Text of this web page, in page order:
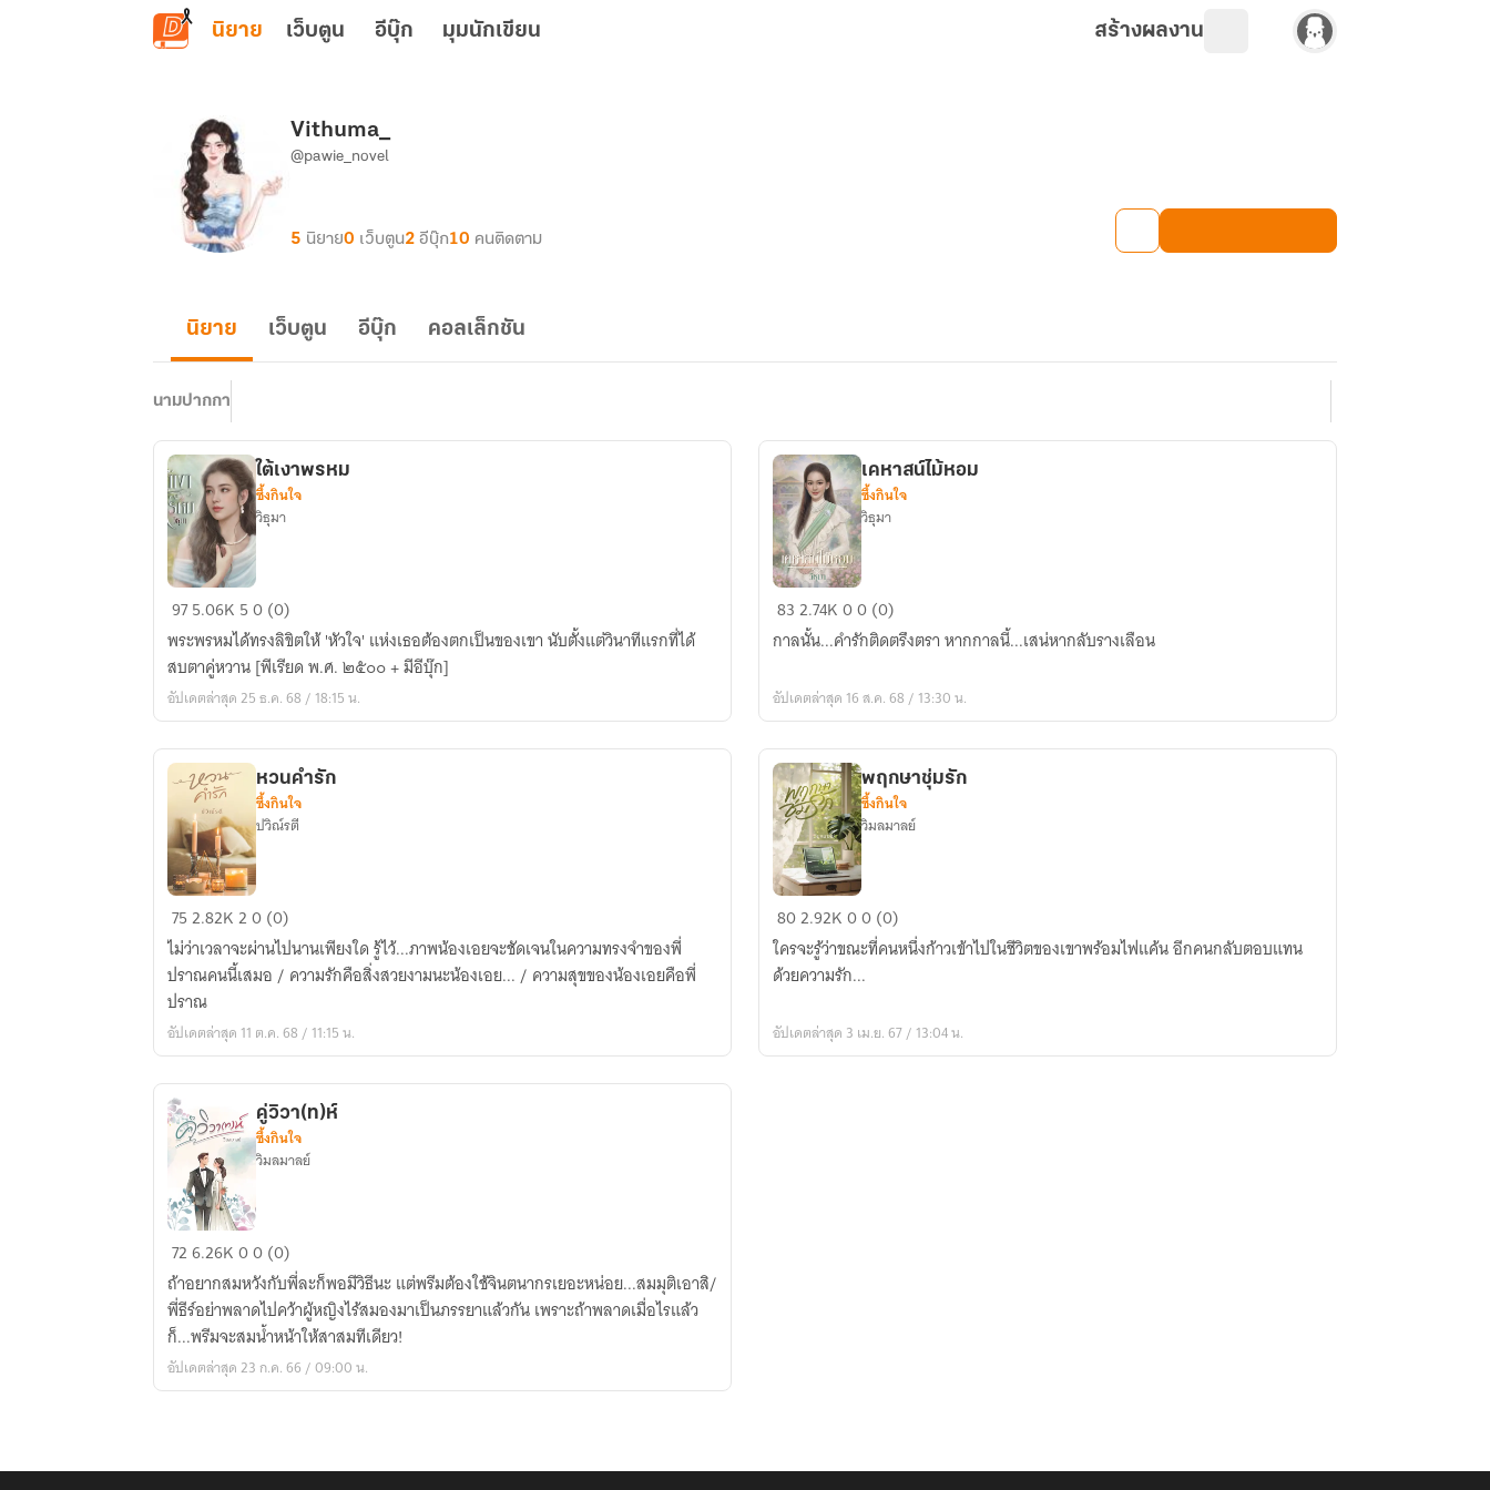
ข้ามไปยังเนื้อหาหลัก
นิยาย เว็บตูน อีบุ๊ก มุมนักเขียน สร้างผลงาน
Vithuma_
@pawie_novel
5 นิยาย0 เว็บตูน2 อีบุ๊ก10 คนติดตาม
นิยาย เว็บตูน อีบุ๊ก คอลเล็กชัน
นามปากกา
ใต้
พรหม
ใต้เงาพรหม
ซึ้งกินใจ
วิธุมา
975.06K 50 (0)
พระพรหมได้ทรงลิขิตให้ 'หัวใจ' แห่งเธอต้องตกเป็นของเขา นับตั้งแต่วินาทีแรกที่ได้
สบตาคู่หวาน [พีเรียด พ.ศ. ๒๕๐๐ + มีอีบุ๊ก]
อัปเดตล่าสุด 25 ธ.ค. 68 / 18:15 น.
เคหา
ไม้
เคหาสน์ไม้หอม
ซึ้งกินใจ
วิธุมา
832.74K00 (0)
กาลนั้น...คำรักติดตรึงตรา หากกาลนี้...เสน่หากลับรางเลือน
อัปเดตล่าสุด 16 ส.ค. 68 / 13:30 น.
หวน
คำ
รัก
หวนคำรัก
ซึ้งกินใจ
ปวิณ์รตี
752.82K20 (0)
ไม่ว่าเวลาจะผ่านไปนานเพียงใด รู้ไว้...ภาพน้องเอยจะชัดเจนในความทรงจำของพี่
ปราณคนนี้เสมอ / ความรักคือสิ่งสวยงามนะน้องเอย... / ความสุขของน้องเอยคือพี่
ปราณ
อัปเดตล่าสุด 11 ต.ค. 68 / 11:15 น.
พฤกษา
ชุ่ม
รัก
พฤกษาชุ่มรัก
ซึ้งกินใจ
วิมลมาลย์
802.92K00 (0)
ใครจะรู้ว่าขณะที่คนหนึ่งก้าวเข้าไปในชีวิตของเขาพร้อมไฟแค้น อีกคนกลับตอบแทน
ด้วยความรัก...
อัปเดตล่าสุด 3 เม.ย. 67 / 13:04 น.
คู่
วิวา(ท)ห์
คู่วิวา(ท)ห์
ซึ้งกินใจ
วิมลมาลย์
726.26K00 (0)
ถ้าอยากสมหวังกับพี่ละก็พอมีวิธีนะ แต่พรีมต้องใช้จินตนากรเยอะหน่อย...สมมุติเอาสิ/
พี่ธีร์อย่าพลาดไปคว้าผู้หญิงไร้สมองมาเป็นภรรยาแล้วกัน เพราะถ้าพลาดเมื่อไรแล้ว
ก็...พรีมจะสมน้ำหน้าให้สาสมทีเดียว!
อัปเดตล่าสุด 23 ก.ค. 66 / 09:00 น.